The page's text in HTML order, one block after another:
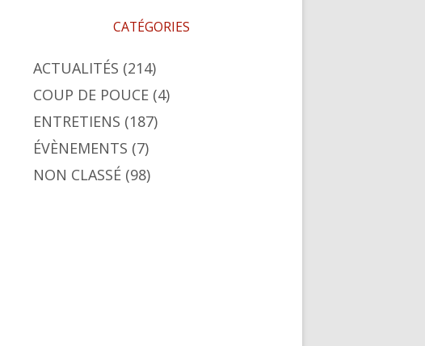
CATÉGORIES
ACTUALITÉS (214)
COUP DE POUCE (4)
ENTRETIENS (187)
ÉVÈNEMENTS (7)
NON CLASSÉ (98)